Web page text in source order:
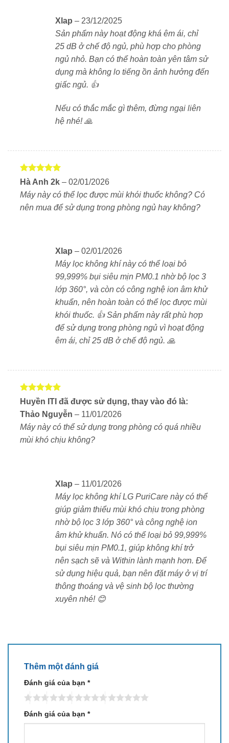
Vận hành êm ái – Ngủ ngon hơn, làm việc tập trung
Ở chế độ ngủ, độ ồn của máy chỉ khoảng 25dB– gần
như không nghe thấy. Khi cần làm sạch nhanh, chế độ
Turbo hoạt động mạnh mẽ nhưng vẫn giữ độ ồn dưới
không lo bị làm phiền.
tra chất lượng không khí, chuyển đổi chế độ và hẹn
giờ hoạt động ngay trên điện thoại. Dù ở nhà hay ra
ngoài, bạn vẫn kiểm soát không khí trong phòng một
cách chủ động.
chất lượng không khí
Máy có các chế độ vận hành linh hoạt:
: Tự điều chỉnh tốc độ gió phù hợp với mức độ
: Vận hành yên tĩnh vào ban đêm
: Chọn tốc độ gió theo nhu cầu
Turbo: Làm sạch mạnh mẽ khi không khí ô nhiễm
nặng
Ngoài ra, máy còn có
khóa trẻ em
giúp đảm bảo an
toàn khi sử dụng trong gia đình có trẻ nhỏ.
Thiết kế gọn gàng – Phù hợp mọi không gian
em bé. Bảng điều khiển cảm ứng đơn giản, dễ sử
dụng cho mọi đối tượng.
Vì sao nên chọn LG PuriCare Aero Hit
AS35GGW10.ABAE?
✔ Lọc 360 độ – Loại bỏ đến 99,999% bụi mịn PM0.1
✔ Cảm biến PM1.0 chính xác, hiển thị chất lượng
không khí bằng đèn màu
✔ Công nghệ ion âm – trung hòa vi khuẩn và virus
✔ Hàng chính hãng LG – bảo hành đầy đủ, an tâm sử
Ảnh thực tế sản phẩm
Xlap – 23/12/2025
Sản phẩm này hoạt động khá êm ái, chỉ
25 dB ở chế độ ngủ, phù hợp cho phòng
ngủ nhỏ. Bạn có thể hoàn toàn yên tâm sử
dụng mà không lo tiếng ồn ảnh hưởng đến
giấc ngủ. 👍
Nếu có thắc mắc gì thêm, đừng ngại liên
hệ nhé! 🙏
Được xếp
hạng55
sao
Hà Anh 2k – 02/01/2026
Máy này có thể lọc được mùi khói thuốc không? Có
nên mua để sử dụng trong phòng ngủ hay không?
Xlap – 02/01/2026
Máy lọc không khí này có thể loại bỏ
99,999% bụi siêu mịn PM0.1 nhờ bộ lọc 3
lớp 360°, và còn có công nghệ ion âm khử
khuẩn, nên hoàn toàn có thể lọc được mùi
khói thuốc. 👍 Sản phẩm này rất phù hợp
để sử dụng trong phòng ngủ vì hoạt động
êm ái, chỉ 25 dB ở chế độ ngủ. 🙏
Được xếp
hạng
sao
Huyền ITI đã được sử dụng, thay vào đó là:
Thảo Nguyễn – 11/01/2026
Máy này có thể sử dụng trong phòng có quá nhiều
mùi khó chịu không?
Xlap – 11/01/2026
Máy lọc không khí LG PuriCare này có thể
giúp giảm thiểu mùi khó chịu trong phòng
nhờ bộ lọc 3 lớp 360° và công nghệ ion
âm khử khuẩn. Nó có thể loại bỏ 99,999%
bụi siêu mịn PM0.1, giúp không khí trở
nên sạch sẽ và Within lành mạnh hơn. Để
sử dụng hiệu quả, bạn nên đặt máy ở vị trí
thông thoáng và vệ sinh bộ lọc thường
xuyên nhé! 😊
Thêm một đánh giá
Đánh giá của bạn *
Đánh giá của bạn *